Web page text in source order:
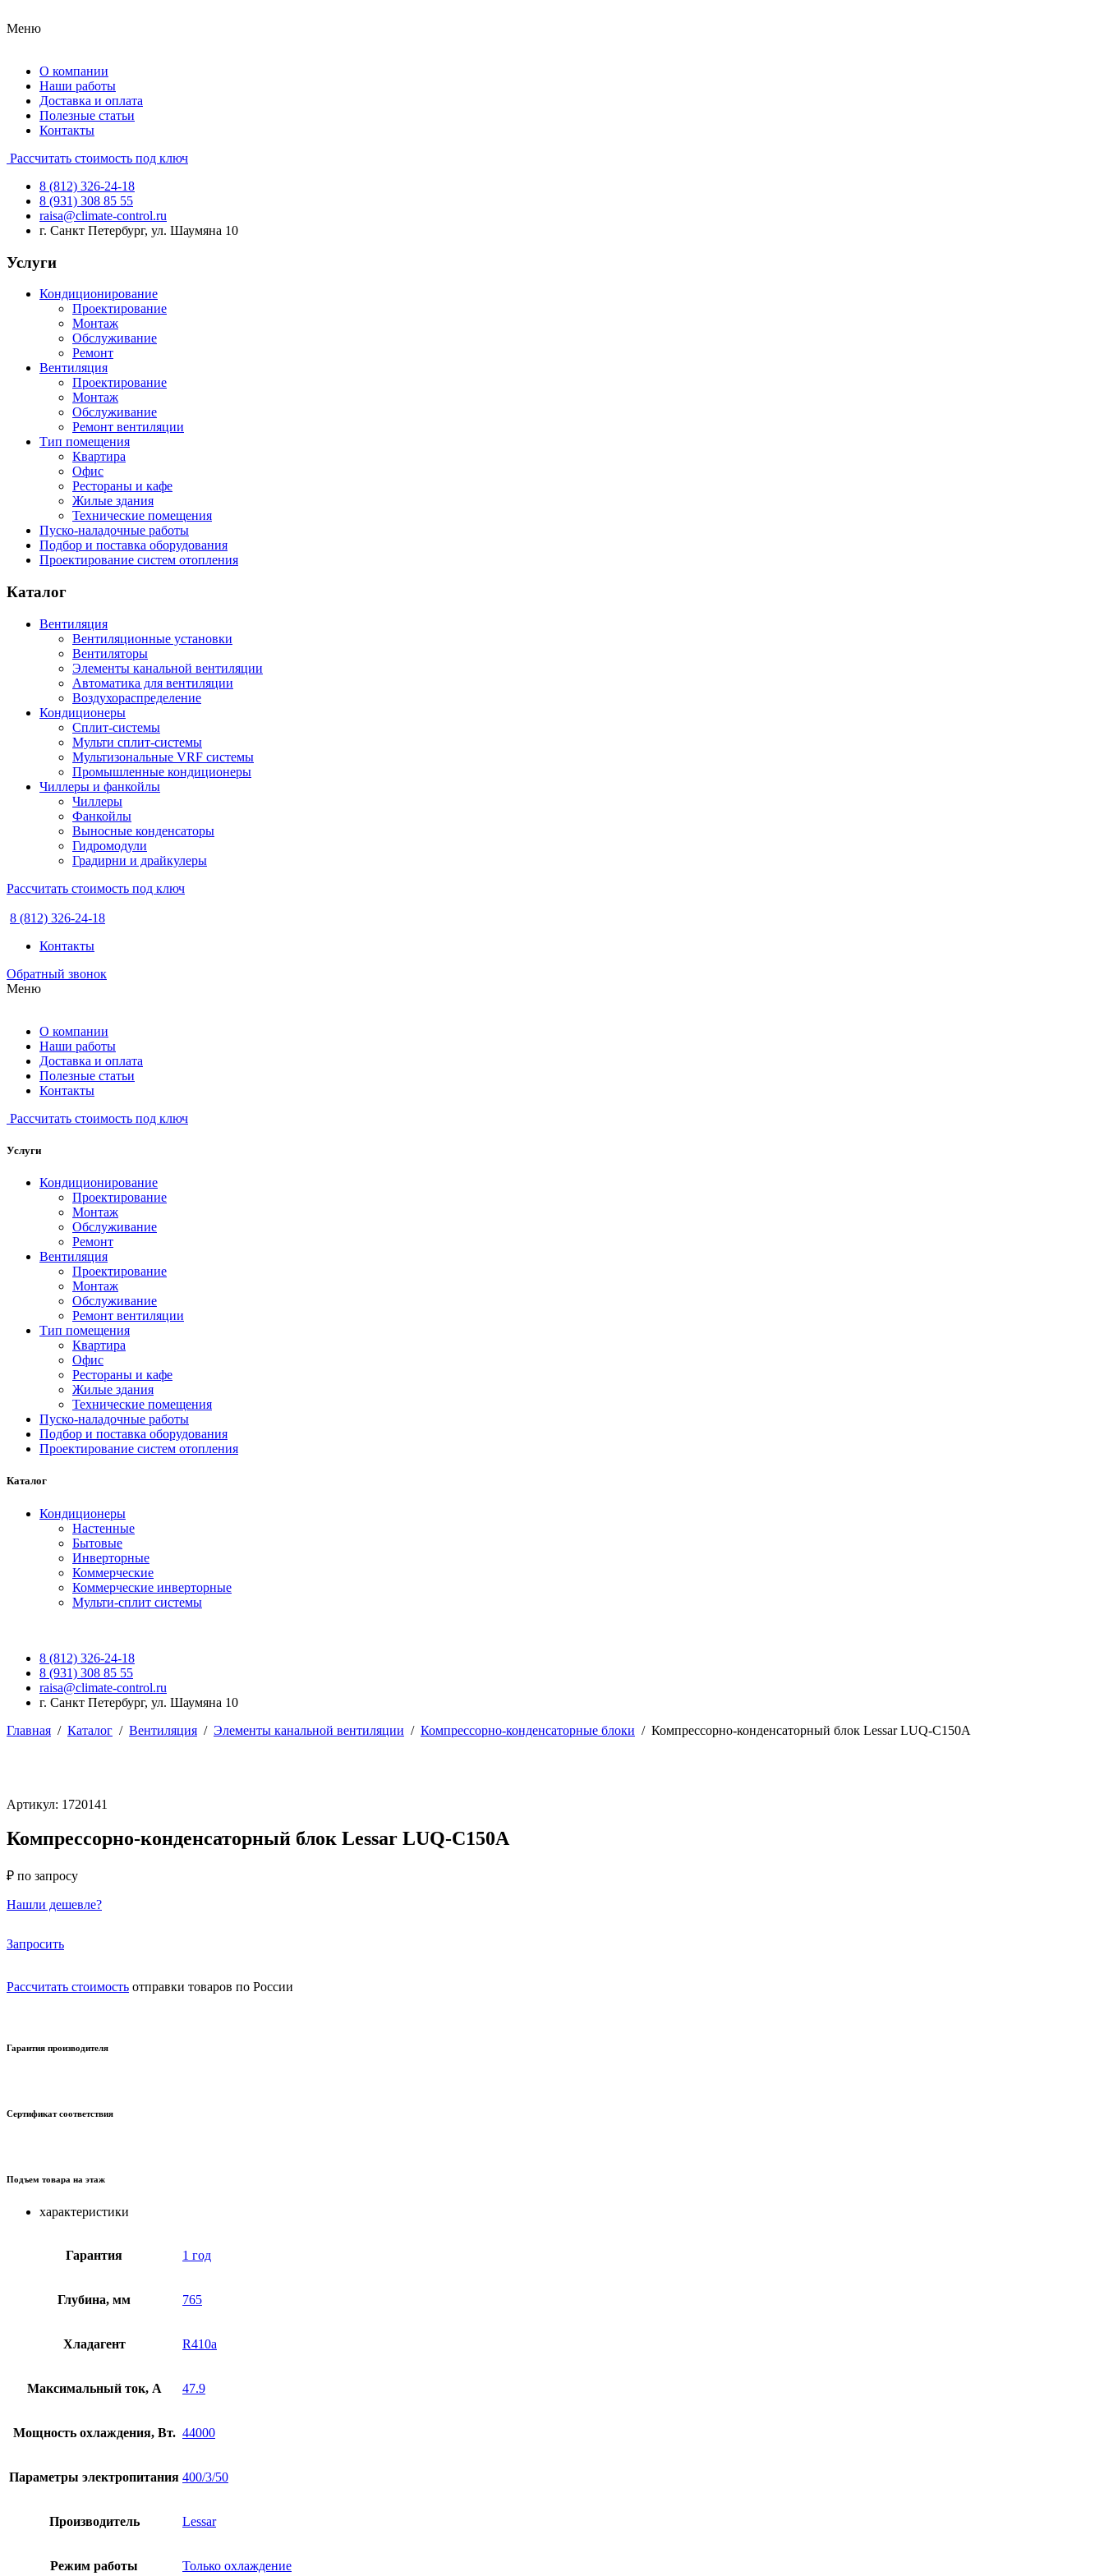
Меню
О компании
Наши работы
Доставка и оплата
Полезные статьи
Контакты
Рассчитать стоимость под ключ
8 (812) 326-24-18
8 (931) 308 85 55
raisa@climate-control.ru
г. Санкт Петербург, ул. Шаумяна 10
Услуги
Кондиционирование
Проектирование
Монтаж
Обслуживание
Ремонт
Вентиляция
Проектирование
Монтаж
Обслуживание
Ремонт вентиляции
Тип помещения
Квартира
Офис
Рестораны и кафе
Жилые здания
Технические помещения
Пуско-наладочные работы
Подбор и поставка оборудования
Проектирование систем отопления
Каталог
Вентиляция
Вентиляционные установки
Вентиляторы
Элементы канальной вентиляции
Автоматика для вентиляции
Воздухораспределение
Кондиционеры
Сплит-системы
Мульти сплит-системы
Мультизональные VRF системы
Промышленные кондиционеры
Чиллеры и фанкойлы
Чиллеры
Фанкойлы
Выносные конденсаторы
Гидромодули
Градирни и драйкулеры
Рассчитать стоимость под ключ
8 (812) 326-24-18
Контакты
Обратный звонок
Меню
О компании
Наши работы
Доставка и оплата
Полезные статьи
Контакты
Рассчитать стоимость под ключ
Услуги
Кондиционирование
Проектирование
Монтаж
Обслуживание
Ремонт
Вентиляция
Проектирование
Монтаж
Обслуживание
Ремонт вентиляции
Тип помещения
Квартира
Офис
Рестораны и кафе
Жилые здания
Технические помещения
Пуско-наладочные работы
Подбор и поставка оборудования
Проектирование систем отопления
Каталог
Кондиционеры
Настенные
Бытовые
Инверторные
Коммерческие
Коммерческие инверторные
Мульти-сплит системы
8 (812) 326-24-18
8 (931) 308 85 55
raisa@climate-control.ru
г. Санкт Петербург, ул. Шаумяна 10
Главная / Каталог / Вентиляция / Элементы канальной вентиляции / Компрессорно-конденсаторные блоки / Компрессорно-конденсаторный блок Lessar LUQ-C150A
Артикул: 1720141
Компрессорно-конденсаторный блок Lessar LUQ-C150A
₽ по запросу
Нашли дешевле?
Запросить
Рассчитать стоимость отправки товаров по России
Гарантия производителя
Сертификат соответствия
Подъем товара на этаж
характеристики
Гарантия 1 год
Глубина, мм 765
Хладагент R410a
Максимальный ток, А 47.9
Мощность охлаждения, Вт. 44000
Параметры электропитания 400/3/50
Производитель Lessar
Режим работы Только охлаждение